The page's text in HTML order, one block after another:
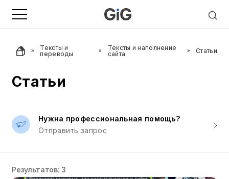
Тексты и
переводы
Тексты и наполнение
сайта
Статьи
Статьи
Нужна профессиональная помощь?
Отправить запрос
Результатов: 3